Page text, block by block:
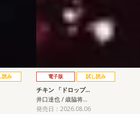
読み 電子版 試し読み
チキン 「ドロップ…
井口達也 / 歳脇将…
発売日：2026.08.06